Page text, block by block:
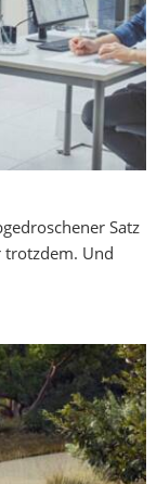
Satz
trotzdem. Und